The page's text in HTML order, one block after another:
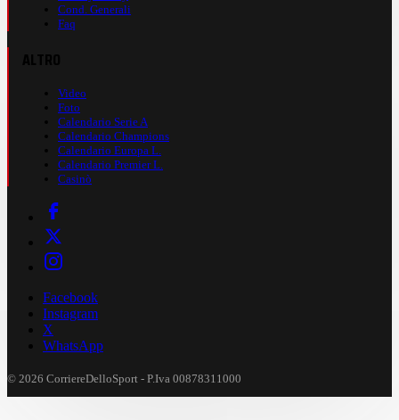
Cond. Generali
Faq
Video
Foto
Calendario Serie A
Calendario Champions
Calendario Europa L.
Calendario Premier L.
Casinò
Facebook
Instagram
X
WhatsApp
© 2026 CorriereDelloSport - P.Iva 00878311000